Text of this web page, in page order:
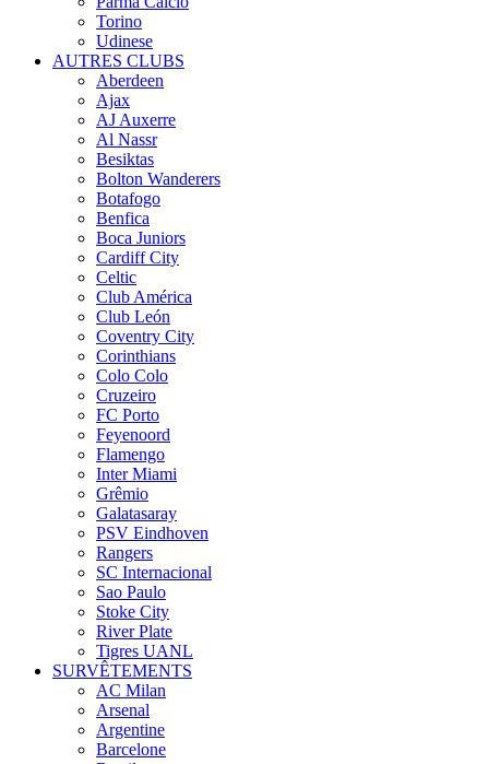
Torino
Udinese
AUTRES CLUBS
Aberdeen
Ajax
AJ Auxerre
Al Nassr
Besiktas
Bolton Wanderers
Botafogo
Benfica
Boca Juniors
Cardiff City
Celtic
Club América
Club León
Coventry City
Corinthians
Colo Colo
Cruzeiro
FC Porto
Feyenoord
Flamengo
Inter Miami
Grêmio
Galatasaray
PSV Eindhoven
Rangers
SC Internacional
Sao Paulo
Stoke City
River Plate
Tigres UANL
SURVÊTEMENTS
AC Milan
Arsenal
Argentine
Barcelone